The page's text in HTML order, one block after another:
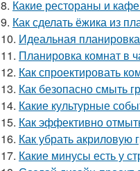
8. Какие рестораны и
9. Как сделать ёжика из
10. Идеальная
11. Планировка комнат в
12. Как спроектировать
13. Как безопасно смыть
14. Какие культурные
15. Как эффективно
16. Как убрать акриловую
17. Какие минусы есть у